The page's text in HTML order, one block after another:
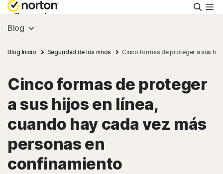
Personal
Pequeñas empresas
Recursos
Soporte
Prueba gratis
Blog
Blog Inicio Seguridad de los niños Cinco formas de proteger a sus
Cinco formas de proteger
a sus hijos en línea,
cuando hay cada vez más
personas en
confinamiento